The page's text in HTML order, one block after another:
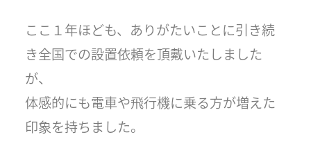
ここ１年ほども、ありがたいことに引き続
き全国での設置依頼を頂戴いたしました
が、
体感的にも電車や飛行機に乗る方が増えた
印象を持ちました。